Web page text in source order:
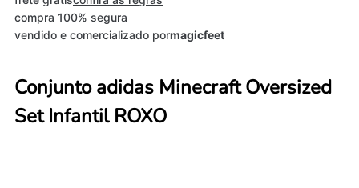
compra 100% segura
vendido e comercializado pormagicfeet
Conjunto adidas Minecraft Oversized
Set Infantil ROXO